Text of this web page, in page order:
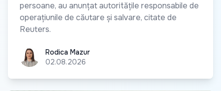
persoane, au anunțat autoritățile responsabile de
operațiunile de căutare și salvare, citate de
Reuters.
Rodica MazurRodica Mazur
02.08.2026